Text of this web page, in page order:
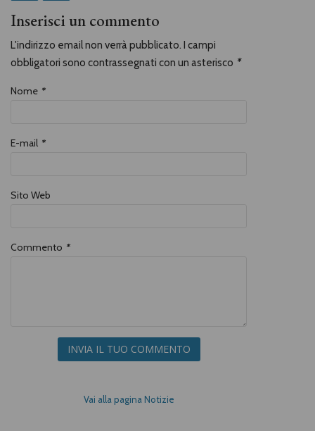
Inserisci un commento
L'indirizzo email non verrà pubblicato. I campi
obbligatori sono contrassegnati con un asterisco *
Nome *
E-mail *
Sito Web
Commento *
INVIA IL TUO COMMENTO
Vai alla pagina Notizie